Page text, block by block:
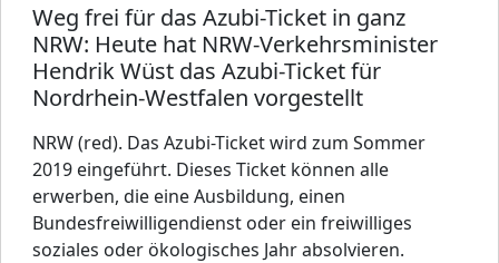
Weg frei für das Azubi-Ticket in ganz
NRW: Heute hat NRW-Verkehrsminister
Hendrik Wüst das Azubi-Ticket für
Nordrhein-Westfalen vorgestellt
NRW (red). Das Azubi-Ticket wird zum Sommer
2019 eingeführt. Dieses Ticket können alle
erwerben, die eine Ausbildung, einen
Bundesfreiwilligendienst oder ein freiwilliges
soziales oder ökologisches Jahr absolvieren.